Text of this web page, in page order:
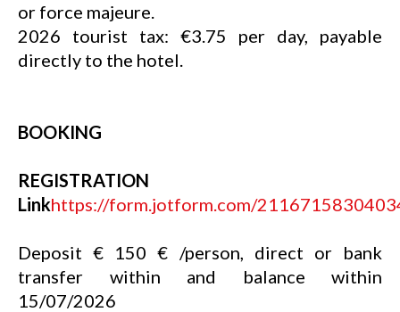
or force majeure.
2026 tourist tax: €3.75 per day, payable
directly to the hotel.
BOOKING
REGISTRATION
Linkhttps://form.jotform.com/
Deposit € 150 € /person, direct or bank
transfer within and balance within
15/07/2026